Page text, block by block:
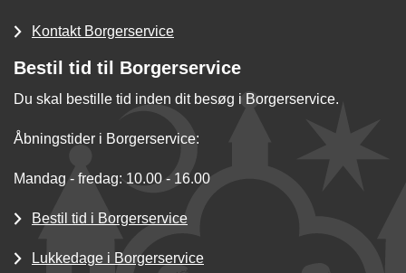
Kontakt Borgerservice
Bestil tid til Borgerservice
Du skal bestille tid inden dit besøg i Borgerservice.
Åbningstider i Borgerservice:
Mandag - fredag: 10.00 - 16.00
Bestil tid i Borgerservice
Lukkedage i Borgerservice